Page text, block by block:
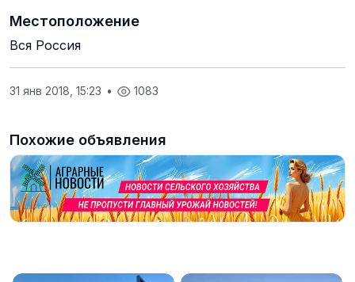
Местоположение
Вся Россия
31 янв 2018, 15:23 • 1083
Похожие объявления